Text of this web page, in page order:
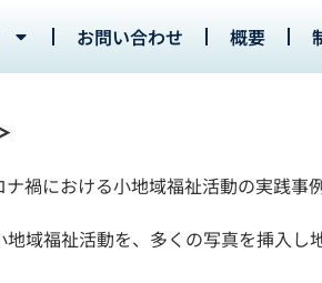
お問い合わせ 概要
禍における小地域福祉活動の実践事
域福祉活動を、多くの写真を挿入し